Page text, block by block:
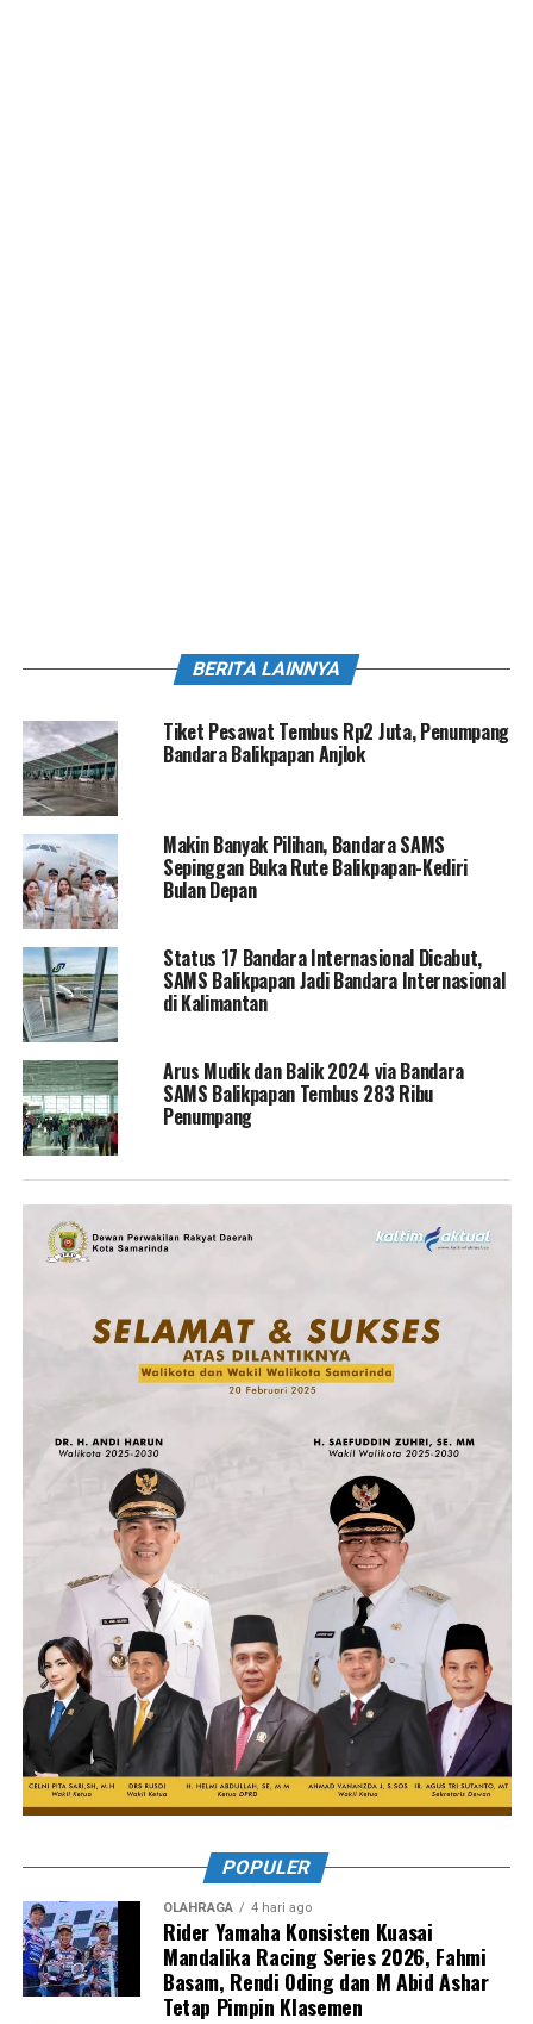
BERITA LAINNYA
Tiket Pesawat Tembus Rp2 Juta, Penumpang
Bandara Balikpapan Anjlok
Makin Banyak Pilihan, Bandara SAMS
Sepinggan Buka Rute Balikpapan-Kediri
Bulan Depan
Status 17 Bandara Internasional Dicabut,
SAMS Balikpapan Jadi Bandara Internasional
di Kalimantan
Arus Mudik dan Balik 2024 via Bandara
SAMS Balikpapan Tembus 283 Ribu
Penumpang
POPULER
OLAHRAGA 4 hari ago
Rider Yamaha Konsisten Kuasai
Mandalika Racing Series 2026, Fahmi
Basam, Rendi Oding dan M Abid Ashar
Tetap Pimpin Klasemen